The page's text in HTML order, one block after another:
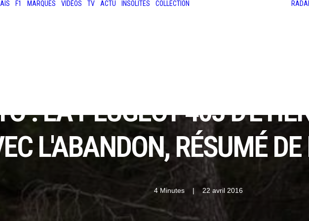
F1 MARQUES VIDÉOS TV ACTU INSOLITES COLLECTION
: LA PEUGEOT 403
L'ABANDON, RÉSUMÉ
4 Minutes | 22 avril 2016